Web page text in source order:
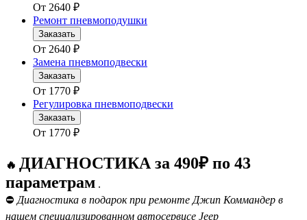
От 2640 ₽
Ремонт пневмоподушки
Заказать
От 2640 ₽
Замена пневмоподвески
Заказать
От 1770 ₽
Регулировка пневмоподвески
Заказать
От 1770 ₽
🔥 ДИАГНОСТИКА за 490₽ по 43
параметрам .
⛔ Диагностика в подарок при ремонте Джип Коммандер в
нашем специализированном автосервисе Jeep